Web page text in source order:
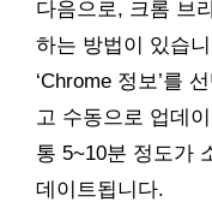
다음으로, 크롬 브
하는 방법이 있습
‘Chrome 정보’를
고 수동으로 업데
통 5~10분 정도가
데이트됩니다.